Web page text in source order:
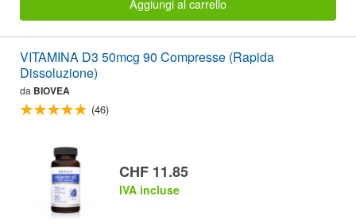
Aggiungi al carrello
VITAMINA D3 50mcg 90 Compresse (Rapida
Dissoluzione)
da BIOVEA
(46)
CHF 11.85
IVA incluse